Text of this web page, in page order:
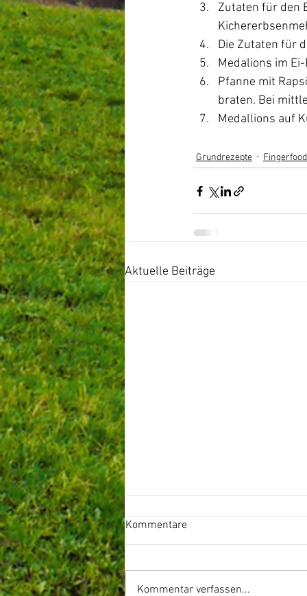
Zutaten für den
Die Zutaten für
Medalions im
Pfanne mit
braten. Bei
Medallions auf
Grundrezepte Fingerfood
Aktuelle Beiträge
Kommentare
Kommentar verfassen...